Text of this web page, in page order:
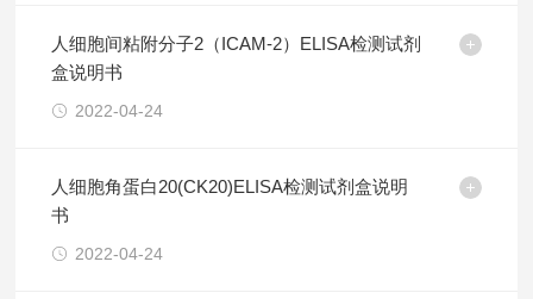
人细胞间粘附分子2（ICAM-2）ELISA检测试剂
盒说明书
2022-04-24
人细胞角蛋白20(CK20)ELISA检测试剂盒说明
书
2022-04-24